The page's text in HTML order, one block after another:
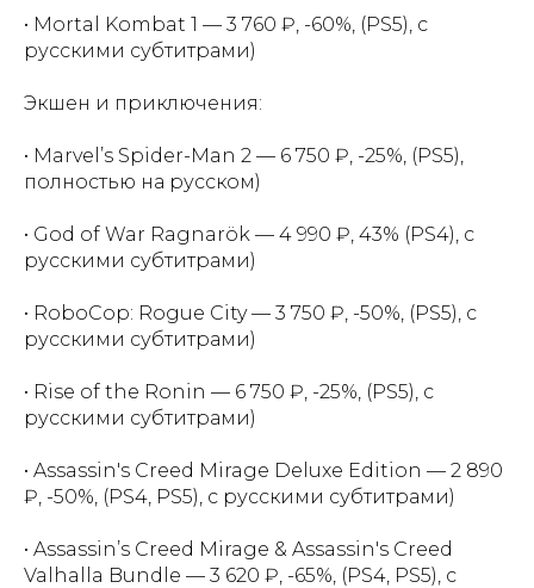
• Mortal Kombat 1 — 3 760 ₽, -60%, (PS5), с
русскими субтитрами)
Экшен и приключения:
• Marvel’s Spider-Man 2 — 6 750 ₽, -25%, (PS5),
полностью на русском)
• God of War Ragnarök — 4 990 ₽, 43% (PS4), с
русскими субтитрами)
• RoboCop: Rogue City — 3 750 ₽, -50%, (PS5), с
русскими субтитрами)
• Rise of the Ronin — 6 750 ₽, -25%, (PS5), с
русскими субтитрами)
• Assassin's Creed Mirage Deluxe Edition — 2 890
₽, -50%, (PS4, PS5), с русскими субтитрами)
• Assassin’s Creed Mirage & Assassin's Creed
Valhalla Bundle — 3 620 ₽, -65%, (PS4, PS5), с